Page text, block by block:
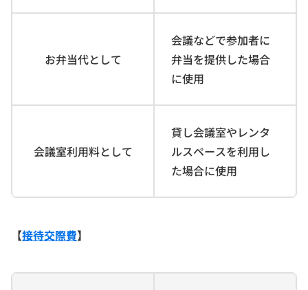
お弁当代として
会議などで参加者に
弁当を提供した場合
に使用
会議室利用料として
貸し会議室やレンタ
ルスペースを利用し
た場合に使用
【接待交際費】